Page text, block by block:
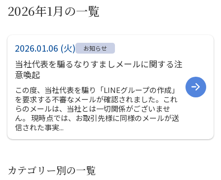
暮らしの中の瑞穂
研修・教育について
募集要項
会社案内
ご挨拶
会社概要
会社組織図
会社沿革
決算公告
2026年1月の一覧
2026.01.06 (火) お知らせ
当社代表を騙るなりすましメールに関する注
意喚起
この度、当社代表を騙り「LINEグループの作成」
を要求する不審なメールが確認されました。これ
らのメールは、当社とは一切関係がございませ
ん。 現時点では、お取引先様に同様のメールが送
信された事実...
カテゴリー別の一覧